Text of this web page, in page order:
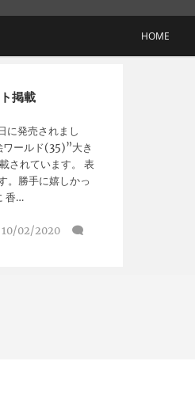
HOME
掲載
に発売されまし
ワールド(35)”大き
されています。 表
。勝手に嬉しかっ
香…
10/02/2020